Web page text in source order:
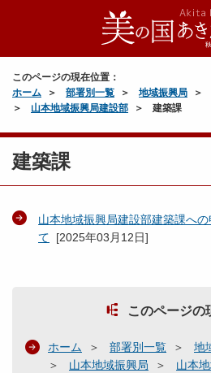
このページの現在位置：
ホーム
部署別一覧 地域振興局
山本地域振興局建設部
建築課
建築課
山本地域振興局建設部建築課へ
て [2025年03月12日]
このページの
ホーム 部署別一覧
地
山本地域振興局
山本